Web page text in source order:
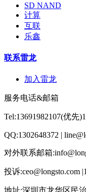
SD NAND
计算
互联
乐鑫
联系雷龙
加入雷龙
服务电话&邮箱
Tel:13691982107(优先
QQ:1302648372 |
对外联系邮箱
投诉:ceo@longsto.com